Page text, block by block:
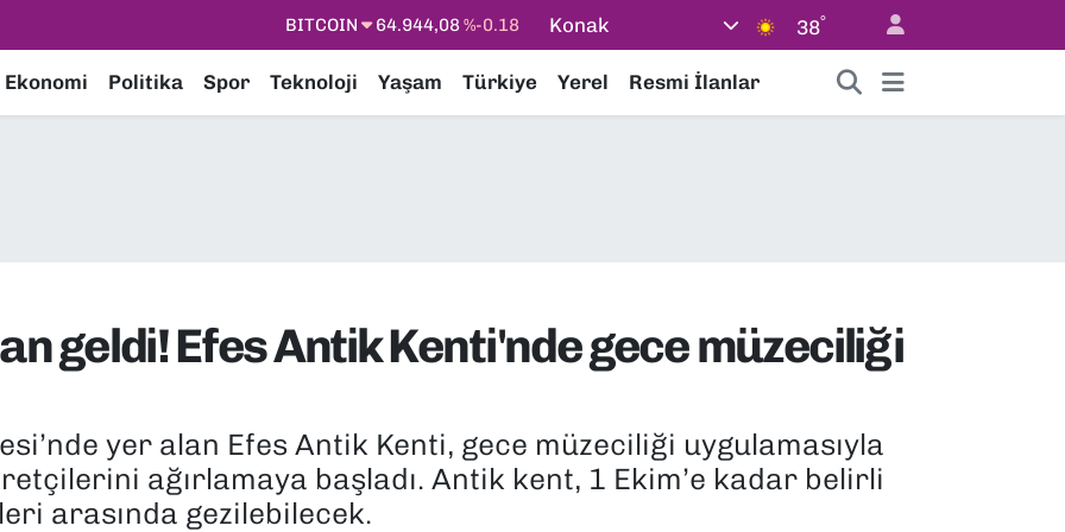
DOLAR 47,7436%0.18
STERLİN
64,4811%0.38
Konak 38°
Ekonomi Politika Spor Teknoloji Yaşam Türkiye Yerel Resmi İlanlar
geldi! Efes Antik Kenti'nde gece müzeciliği
yer alan Efes Antik Kenti, gece müzeciliği uygulamasıyla
ağırlamaya başladı. Antik kent, 1 Ekim’e kadar belirli
arasında gezilebilecek.